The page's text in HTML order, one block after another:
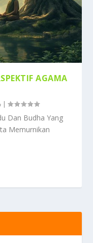
AGAMA
|
Dan Budha Yang
Memurnikan